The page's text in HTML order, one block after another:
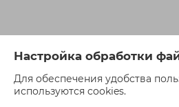
Настройка обработки
Для обеспечения удобства
используются cookies.